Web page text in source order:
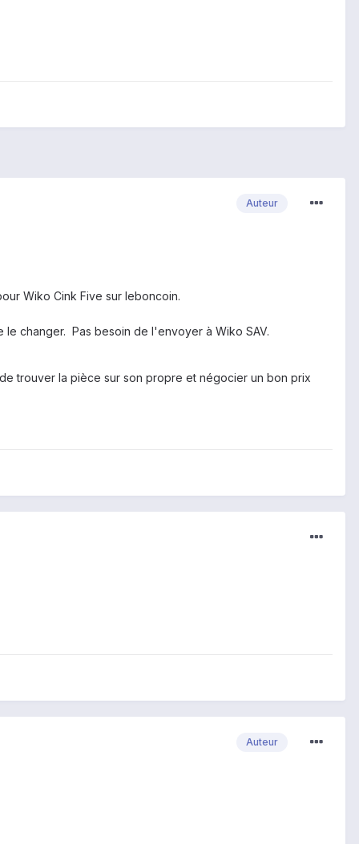
Auteur
Wiko Cink Five sur leboncoin.
le changer. Pas besoin de l'envoyer à Wiko SAV.
trouver la pièce sur son propre et négocier un bon prix
Auteur